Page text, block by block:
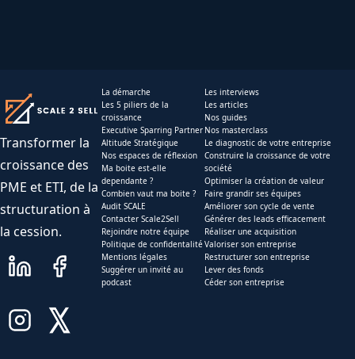
Transformer la
croissance des
PME et ETI, de la
structuration à
la cession.
La démarche
Les 5 piliers de la
croissance
Executive Sparring Partner
Altitude Stratégique
Nos espaces de réflexion
Ma boite est-elle
dependante ?
Combien vaut ma boite ?
Audit SCALE
Contacter Scale2Sell
Rejoindre notre équipe
Politique de confidentalité
Mentions légales
Suggérer un invité au
podcast
Les interviews
Les articles
Nos guides
Nos masterclass
Le diagnostic de votre entreprise
Construire la croissance de votre
société
Optimiser la création de valeur
Faire grandir ses équipes
Améliorer son cycle de vente
Générer des leads efficacement
Réaliser une acquisition
Valoriser son entreprise
Restructurer son entreprise
Lever des fonds
Céder son entreprise